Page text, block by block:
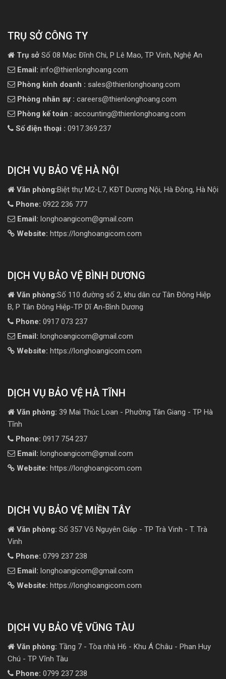
TRỤ SỞ CÔNG TY
Trụ sở Số 08 Mạc Đĩnh Chi, P Lê Mao, TP Vinh, Nghệ An
Email: info@thienlonghoang.com
Phòng kinh doanh : sales@thienlonghoang.com
Phòng nhân sự : careers@thienlonghoang.com
Phòng kế toán : accounting@thienlonghoang.com
Số điện thoại : 0917.369.237
DỊCH VỤ BẢO VỆ HÀ NỘI
Văn phòng:Biệt thự M2-L7, KĐT Dương Nội, Hà Đông, Hà Nội
Phone: 0922 236 777
Email: longhoangicom@gmail.com
Website: https://longhoangicom.com
DỊCH VỤ BẢO VỆ BÌNH DƯƠNG
Văn phòng:Số 110 đường số 2, khu dân cư Tân Đông Hiệp
B, P Tân Đông Hiệp-TP Dĩ An-Bình Dương
Phone: 0917 073 237
Email: longhoangicom@gmail.com
Website: https://longhoangicom.com
DỊCH VỤ BẢO VỆ HÀ TĨNH
Văn phòng: 39 Mai Thúc Loan - Phường Tân Giang - TP Hà
Tĩnh
Phone: 0917 754 237
Email: longhoangicom@gmail.com
Website: https://longhoangicom.com
DỊCH VỤ BẢO VỆ MIỀN TÂY
Văn phòng: Số 357 Võ Nguyên Giáp - TP Trà Vinh - T. Trà
Vinh
Phone: 0799 237 238
Email: longhoangicom@gmail.com
Website: https://longhoangicom.com
DỊCH VỤ BẢO VỆ VŨNG TÀU
Văn phòng: Tầng 7 - Tòa nhà H6 - Khu Á Châu - Phan Huy
Chú - TP Vĩnh Tàu
Phone: 0799 237 238